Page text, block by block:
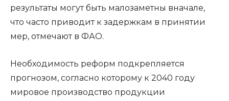
результаты могут быть малозаметны вначале,
что часто приводит к задержкам в принятии
мер, отмечают в ФАО.
Необходимость реформ подкрепляется
прогнозом, согласно которому к 2040 году
мировое производство продукции